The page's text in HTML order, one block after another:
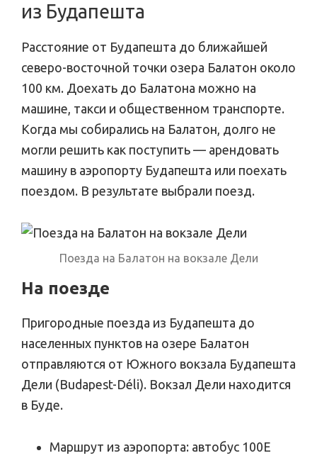
из Будапешта
Расстояние от Будапешта до ближайшей
северо-восточной точки озера Балатон около
100 км. Доехать до Балатона можно на
машине, такси и общественном транспорте.
Когда мы собирались на Балатон, долго не
могли решить как поступить — арендовать
машину в аэропорту Будапешта или поехать
поездом. В результате выбрали поезд.
Поезда на Балатон на вокзале Дели
На поезде
Пригородные поезда из Будапешта до
населенных пунктов на озере Балатон
отправляются от Южного вокзала Будапешта
Дели (Budapest-Déli). Вокзал Дели находится
в Буде.
Маршрут из аэропорта: автобус 100Е